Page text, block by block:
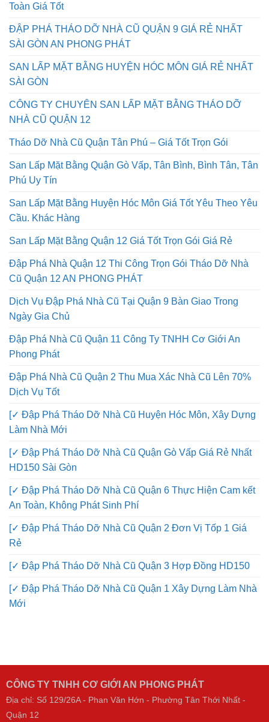
Toàn Giá Tốt
ĐẬP PHÁ THÁO DỠ NHÀ CŨ QUẬN 9 GIÁ RẺ NHẤT
SÀI GÒN AN PHONG PHÁT
SAN LẤP MẶT BẰNG HUYỆN HÓC MÔN GIÁ RẺ NHẤT
SÀI GÒN
CÔNG TY CHUYÊN SAN LẤP MẶT BẰNG THÁO DỠ
NHÀ CŨ QUẬN 12
Tháo Dỡ Nhà Cũ Quận Tân Phú – Giá Tốt Trọn Gói
San Lấp Mặt Bằng Quận Gò Vấp, Tân Bình, Bình Tân, Tân
Phú Uy Tín
San Lấp Mặt Bằng Huyện Hóc Môn Giá Tốt Yêu Theo Yêu
Cầu. Khác Hàng
San Lấp Mặt Bằng Quận 12 Giá Tốt Trọn Gói Giá Rẻ
Đập Phá Nhà Quận 12 Thi Công Trọn Gói Tháo Dỡ Nhà
Cũ Quận 12 AN PHONG PHÁT
Dịch Vụ Đập Phá Nhà Cũ Tại Quận 9 Bàn Giao Trong
Ngày Gia Chủ
Đập Phá Nhà Cũ Quận 11 Công Ty TNHH Cơ Giới An
Phong Phát
Đập Phá Nhà Cũ Quận 2 Thu Mua Xác Nhà Cũ Lên 70%
Dịch Vụ Tốt
[✓ Đập Phá Tháo Dỡ Nhà Cũ Huyện Hóc Môn, Xây Dựng
Làm Nhà Mới
[✓ Đập Phá Tháo Dỡ Nhà Cũ Quận Gò Vấp Giá Rẻ Nhất
HD150 Sài Gòn
[✓ Đập Phá Tháo Dỡ Nhà Cũ Quận 6 Thực Hiện Cam kết
An Toàn, Không Phát Sinh Phí
[✓ Đập Phá Tháo Dỡ Nhà Cũ Quận 2 Đơn Vị Tốp 1 Giá
Rẻ
[✓ Đập Phá Tháo Dỡ Nhà Cũ Quận 3 Hợp Đồng HD150
[✓ Đập Phá Tháo Dỡ Nhà Cũ Quận 1 Xây Dựng Làm Nhà
Mới
CÔNG TY TNHH CƠ GIỚI AN PHONG PHÁT
Địa chỉ: Số 129/26A - Phan Văn Hớn - Phường Tân Thới Nhất -
Quận 12